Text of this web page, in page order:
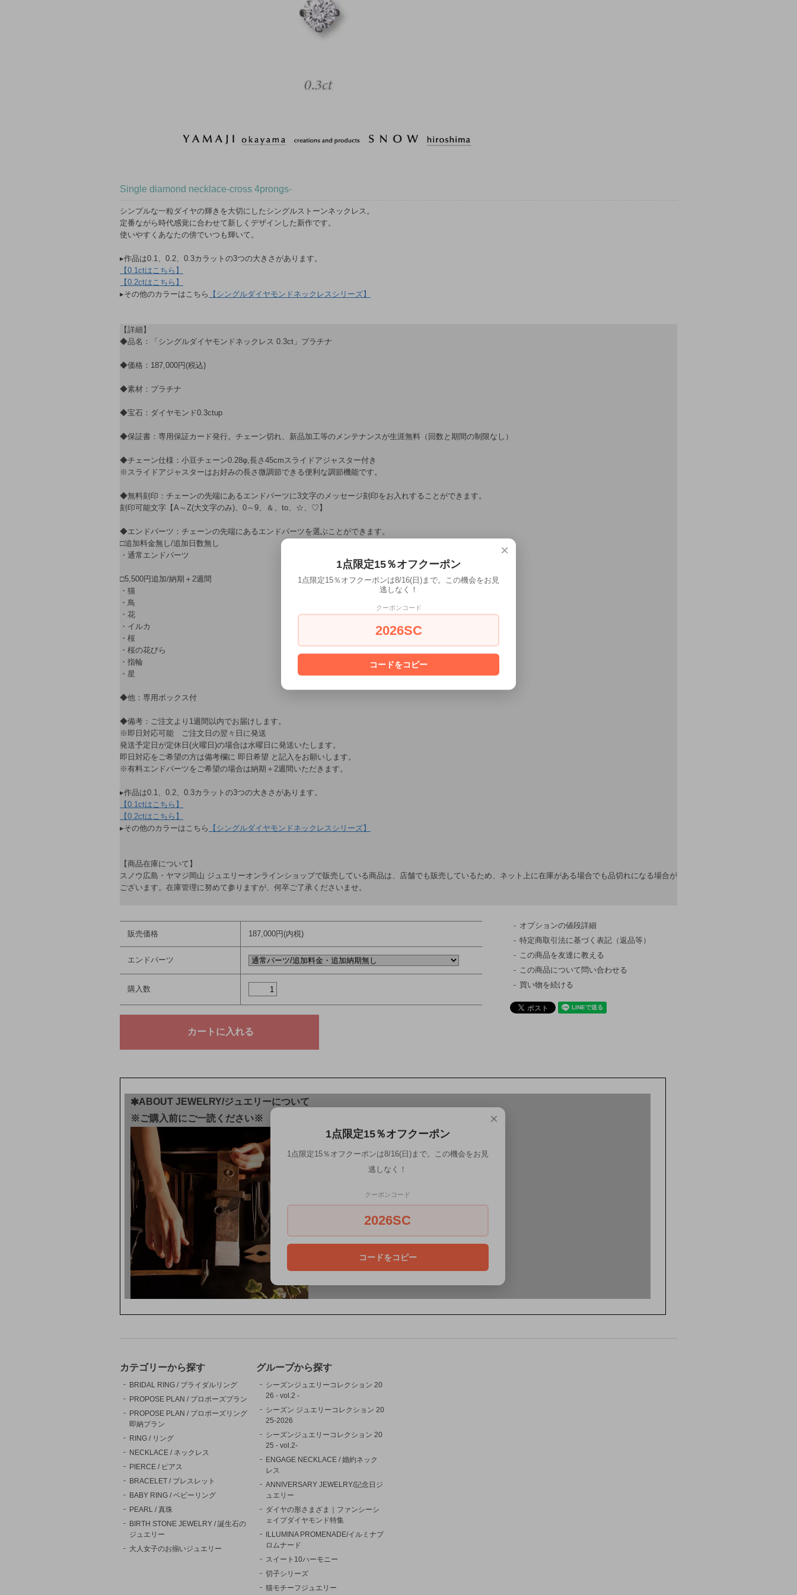
Single diamond necklace-cross 4prongs-
シンプルな一粒ダイヤの輝きを大切にしたシングルストーンネックレス。
定番ながら時代感覚に合わせて新しくデザインした新作です。
使いやすくあなたの傍でいつも輝いて。
▸作品は0.1、0.2、0.3カラットの3つの大きさがあります。
【0.1ctはこちら】
【0.2ctはこちら】
▸その他のカラーはこちら
【シングルダイヤモンドネックレスシリーズ】
【詳細】
◆品名：「シングルダイヤモンドネックレス 0.3ct」プラチナ
◆価格：187,000円(税込)
◆素材：プラチナ
◆宝石：ダイヤモンド0.3ctup
◆保証書：専用保証カード発行。チェーン切れ、新品加工等のメンテナンスが生涯無料（回数と期間の制限なし）
◆チェーン仕様：小豆チェーン0.28φ,長さ45cmスライドアジャスター付き
※スライドアジャスターはお好みの長さ微調節できる便利な調節機能です。
◆無料刻印：チェーンの先端にあるエンドパーツに3文字のメッセージ刻印をお入れすることができます。
刻印可能文字【A～Z(大文字のみ)、0～9、＆、to、☆、♡】
◆エンドパーツ：チェーンの先端にあるエンドパーツを選ぶことができます。
□追加料金無し/追加日数無し
・通常エンドパーツ
□5,500円追加/納期＋2週間
・猫
・鳥
・花
・イルカ
・桜
・桜の花びら
・指輪
・星
◆他：専用ボックス付
◆備考：ご注文より1週間以内でお届けします。
※即日対応可能 ご注文日の翌々日に発送
発送予定日が定休日(火曜日)の場合は水曜日に発送いたします。
即日対応をご希望の方は備考欄に 即日希望 と記入をお願いします。
※有料エンドパーツをご希望の場合は納期＋2週間いただきます。
▸作品は0.1、0.2、0.3カラットの3つの大きさがあります。
【0.1ctはこちら】
【0.2ctはこちら】
▸その他のカラーはこちら
【シングルダイヤモンドネックレスシリーズ】
【商品在庫について】
スノウ広島・ヤマジ岡山 ジュエリーオンラインショップで販売している商品は、店舗でも販売しているため、ネット上に在庫がある場合でも品切れになる場合が
ございます。在庫管理に努めて参りますが、何卒ご了承くださいませ。
販売価格 187,000円(内税)
エンドパーツ
購入数
オプションの値段詳細
特定商取引法に基づく表記（返品等）
この商品を友達に教える
この商品について問い合わせる
買い物を続ける
カテゴリーから探す
BRIDAL RING / ブライダルリング
PROPOSE PLAN / プロポーズプラン
PROPOSE PLAN / プロポーズリング
即納プラン
RING / リング
NECKLACE / ネックレス
PIERCE / ピアス
BRACELET / ブレスレット
BABY RING / ベビーリング
PEARL / 真珠
BIRTH STONE JEWELRY / 誕生石の
ジュエリー
大人女子のお揃いジュエリー
グループから探す
シーズンジュエリーコレクション 20
26 - vol.2 -
シーズン ジュエリーコレクション 20
25-2026
シーズンジュエリーコレクション 20
25 - vol.2-
ENGAGE NECKLACE / 婚約ネック
レス
ANNIVERSARY JEWELRY/記念日ジ
ュエリー
ダイヤの形さまざま｜ファンシーシ
ェイプダイヤモンド特集
ILLUMINA PROMENADE/イルミナプ
ロムナード
スイート10ハーモニー
切子シリーズ
猫モチーフジュエリー
×
1点限定15％オフクーポン
1点限定15％オフクーポンは8/16(日)まで。この機会をお見
逃しなく！
クーポンコード
2026SC
コードをコピー